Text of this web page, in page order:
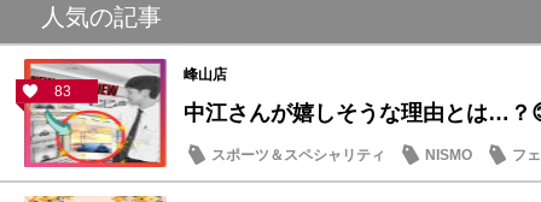
人気の記事
83
峰山店
中江さんが嬉しそうな理由とは…？
スポーツ＆スペシャリティ NISMO
フ
スタッフ紹介